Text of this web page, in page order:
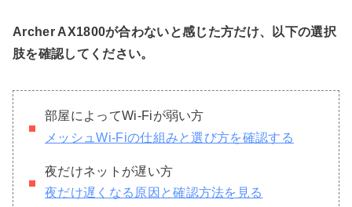
Archer AX1800が合わないと感じた方だけ、以下の選択
肢を確認してください。
部屋によってWi-Fiが弱い方
メッシュWi-Fiの仕組みと選び方を確認する
夜だけネットが遅い方
夜だけ遅くなる原因と確認方法を見る